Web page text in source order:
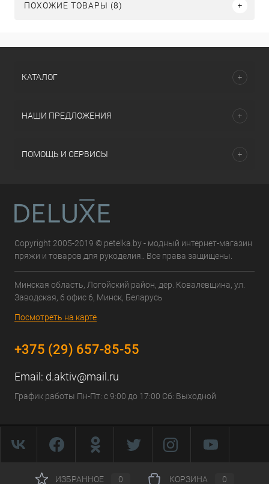
ПОХОЖИЕ ТОВАРЫ (8)
КАТАЛОГ
НАШИ ПРЕДЛОЖЕНИЯ
ПОМОЩЬ И СЕРВИСЫ
Copyright 2005-2019 © petelka.by - модный интернет-магазин
пряжи и товаров для рукоделия.. Все права защищены.
Минская область, Логойский район, дер. Ковалевщина, ул.
Заводская, 6 офис 6, Минск, Беларусь
Посмотреть на карте
+375 (29) 657-85-55
Email: d.aktiv@mail.ru
График работы Пн-Пт: с 9:00 до 17:00 Сб: Выходной
ИЗБРАННОЕ 0 КОРЗИНА 0